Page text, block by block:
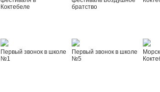
Коктебеле
братство
Первый звонок в школе
№1
Первый звонок в школе
№5